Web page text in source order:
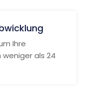
Ihre
als 24